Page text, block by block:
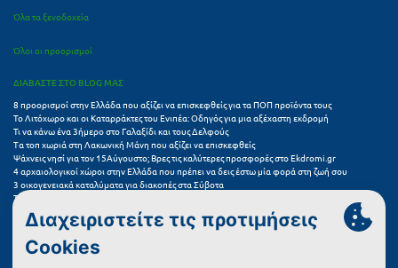
Τρίπολη
Τυρός
Υ
Ύδρα
Φ
Φλώρινα
Όλα τα ξενοδοχεία
Όλοι οι προορισμοί
ΔΙΑΒΑΣΤΕ ΣΤΟ BLOG ΜΑΣ
8 προορισμοί στην Ελλάδα που αξίζει να επισκεφθείς για τα ΠΟΠ προϊόντα τους
Το Λιτόχωρο και οι Καταρράκτες του Ενιπέα: Οδηγός για μια αξέχαστη εκδρομή
Τι να κάνω ένα 3ήμερο στο Γαλαξίδι και τους Δελφούς
Τα τοπ χωριά στη Λακωνική Μάνη που αξίζει να επισκεφθείς
Ψάχνεις νησί για τον 15Αύγουστο; Βρες τις καλύτερες προσφορές στο Ekdromi.gr
4 αρχαιολογικοί χώροι στην Ελλάδα που πρέπει να δεις έστω μία φορά στη ζωή σου
3 οικογενειακά καταλύματα για διακοπές στα Σύβοτα
Τα 11 καλύτερα καλοκαιρινά resorts στην Ελλάδα
7 μικρά ελληνικά νησιά για αξέχαστες καλοκαιρινές διακοπές
5+1 ινσταγκραμικές παραλίες στην Ελλάδα που αξίζουν μια θέση στο feed σου
Συχνές Ερωτήσεις (FAQs) για Ξενοδοχεία